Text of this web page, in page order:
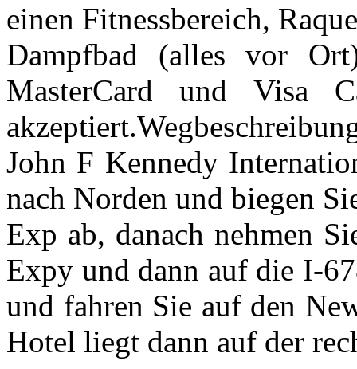
einen Fitnessbereich,
Dampfbad (alles vor
MasterCard und Visa
John F Kennedy
nach Norden und biegen
Exp ab, danach nehmen
Expy und dann auf die I-
und fahren Sie auf den
Hotel liegt dann auf der